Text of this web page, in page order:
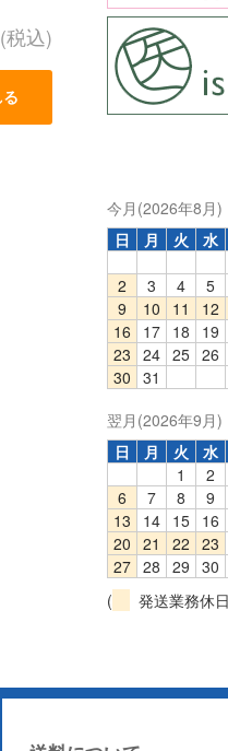
(税込)
今月(2026年8月)
日
月 火 水
2
3 4 5
9
10 11 12
16
17 18 19
23 24 25 26
30 31
翌月(2026年9月)
日
月 火 水
1
2
6
7 8 9
13
14 15 16
20 21 22 23
27 28 29 30
(
発送業務休